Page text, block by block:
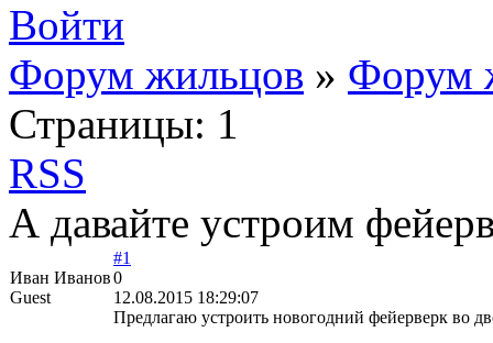
Войти
Форум жильцов » Форум
Страницы: 1
RSS
А давайте устроим
Иван Иванов
Guest
#1
0
12.08.2015 18:29:07
Предлагаю устроить новогодний фейерверк во